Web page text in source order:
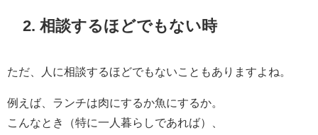
2. 相談するほどでもない時
ただ、人に相談するほどでもないこともありますよね。
例えば、ランチは肉にするか魚にするか。
こんなとき（特に一人暮らしであれば）、